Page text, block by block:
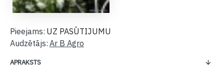
APRAKSTS
Pieejams: UZ PASŪTIJUMU
Audzētājs: Ar B Agro